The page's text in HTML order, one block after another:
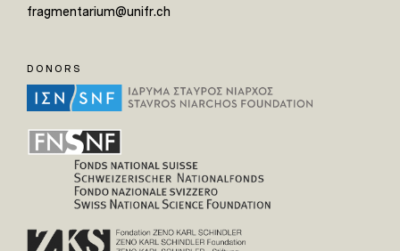
fragmentarium@unifr.ch
DONORS